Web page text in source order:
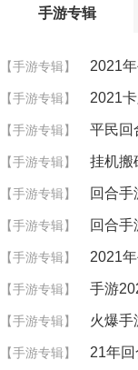
手游专辑
【手游专辑】
【手游专辑】 2021
【手游专辑】
【手游专辑】 挂机搬
【手游专辑】 回合手
【手游专辑】 回合手
【手游专辑】
【手游专辑】
【手游专辑】 火爆手
【手游专辑】